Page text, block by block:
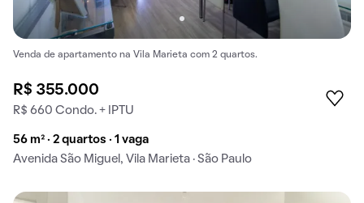
Venda de apartamento na Vila Marieta com 2 quartos.
R$ 355.000
R$ 660 Condo. + IPTU
56 m² · 2 quartos · 1 vaga
Avenida São Miguel, Vila Marieta · São Paulo